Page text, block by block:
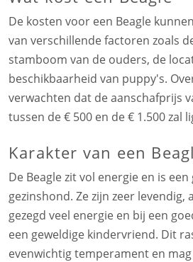
De kosten voor een Beagle
van verschillende factoren zoals
stamboom van de ouders, de
beschikbaarheid van puppy's.
verwachten dat de aanschafprijs
tussen de € 500 en de € 1.500 zal
Karakter van een
De Beagle zit vol energie en is een
gezinshond. Ze zijn zeer levendig,
gezegd veel energie en bij een
een geweldige kindervriend. Dit
evenwichtig temperament en